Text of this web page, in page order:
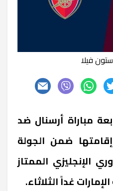
فيلا
مباراة أرسنال ضد
ضمن الجولة
الإنجليزي الممتاز